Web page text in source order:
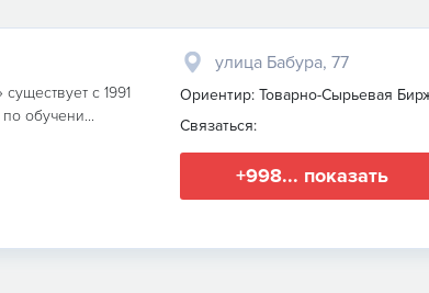
с 1991
обучени...
улица Бабура, 77
Ориентир: Товарно-Сырьевая
Связаться:
+998... показать